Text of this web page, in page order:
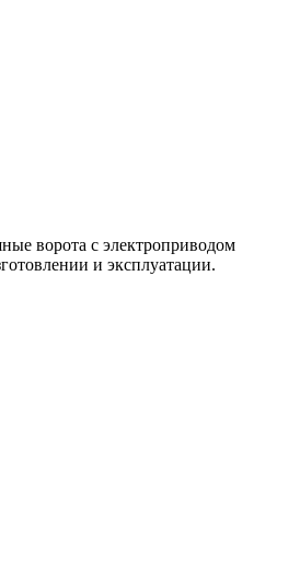
ворота с электроприводом
и эксплуатации.